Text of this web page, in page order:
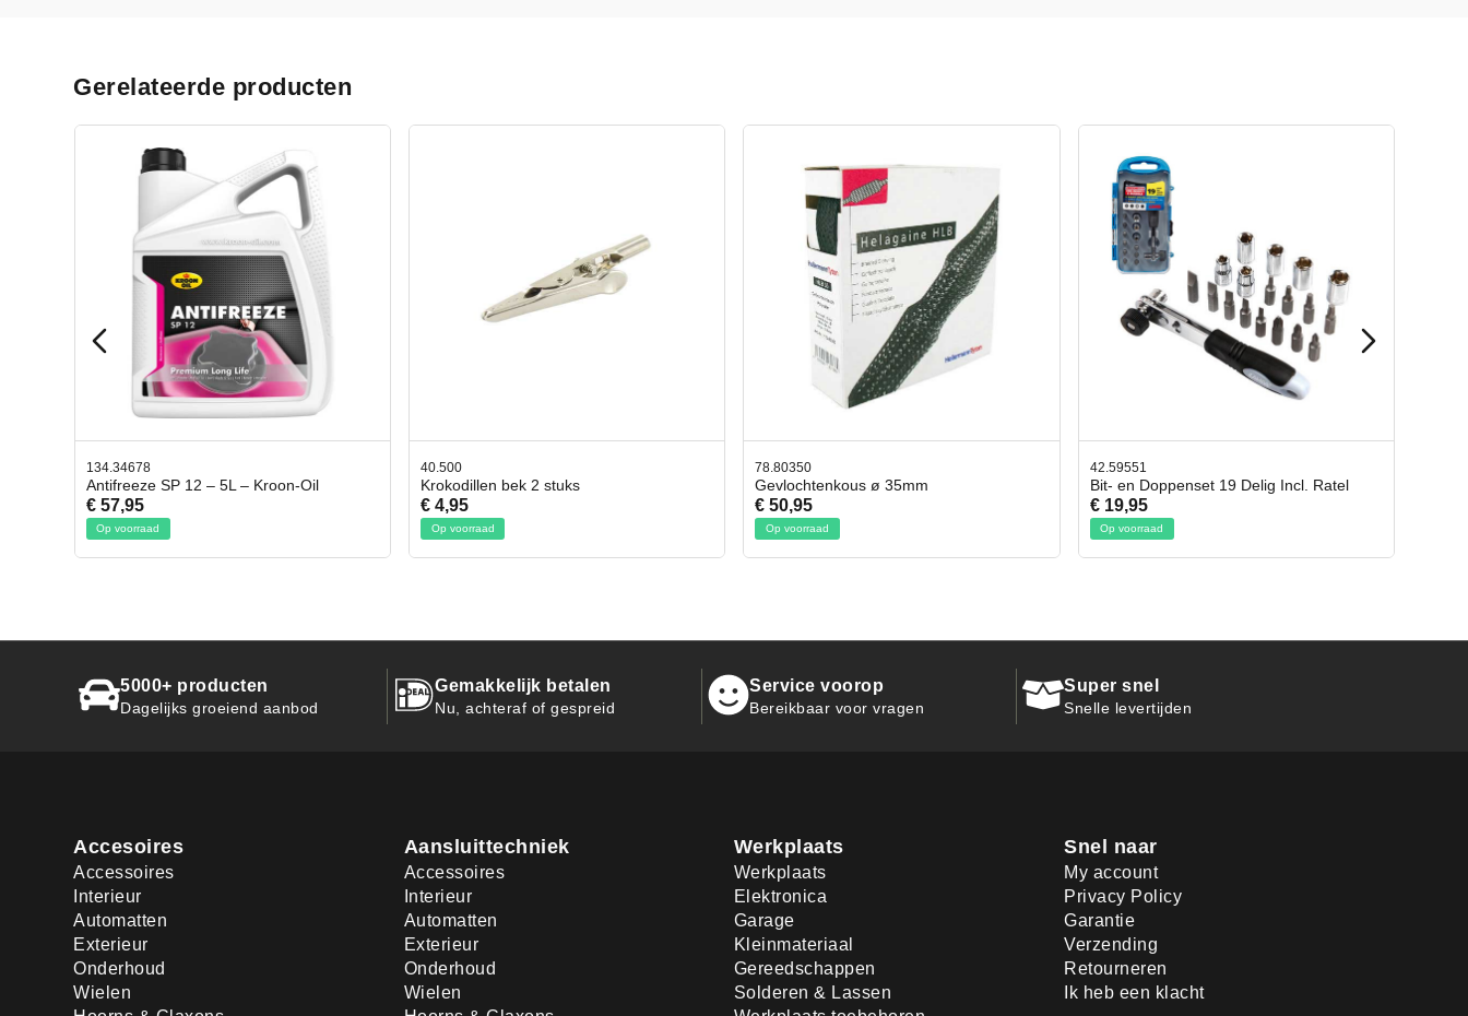
Gerelateerde producten
– Kroon-Oil Krokodillen bek 2 stuks Gevlochtenkous ø 35mm Bit- en Doppenset 19 Delig Incl. Ratel Afbreekmes 2 stuks
5000+ producten
Dagelijks groeiend aanbod
Gemakkelijk betalen
Nu, achteraf of gespreid
Service voorop
Bereikbaar voor vragen
Super snel
Snelle levertijden
Accesoires
Accessoires
Interieur
Automatten
Exterieur
Onderhoud
Wielen
Aansluittechniek
Accessoires
Interieur
Automatten
Exterieur
Onderhoud
Wielen
Werkplaats
Werkplaats
Elektronica
Garage
Kleinmateriaal
Gereedschappen
Solderen & Lassen
Snel naar
My account
Privacy Policy
Garantie
Verzending
Retourneren
Ik heb een klacht